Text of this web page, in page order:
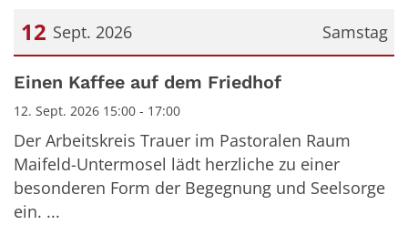
Samstag
12 Sept. 2026
Datum: 12. September 2026
Einen Kaffee auf dem Friedhof
12. Sept. 2026 15:00 - 17:00
Der Arbeitskreis Trauer im Pastoralen Raum
Maifeld-Untermosel lädt herzliche zu einer
besonderen Form der Begegnung und Seelsorge
ein. ...